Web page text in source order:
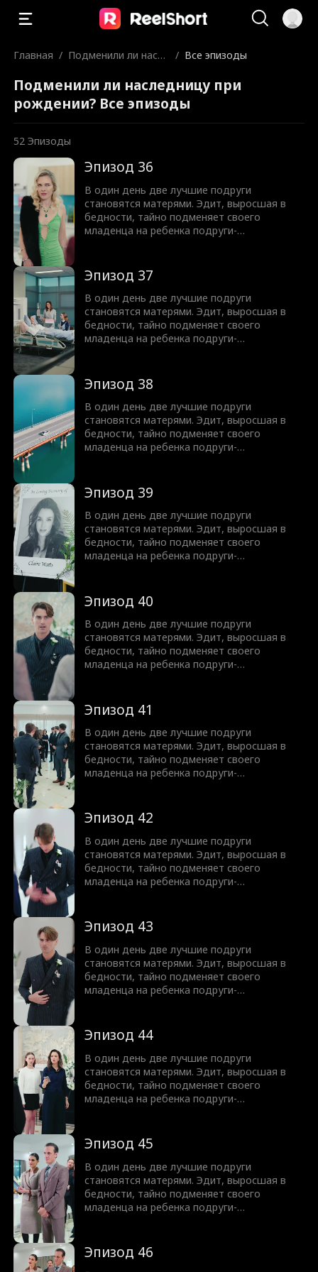
Главная / Подменили ли насле
и?
/ Все эпизоды
Подменили ли наследницу при
рождении? Все эпизоды
52 Эпизоды
Эпизод 36
В один день две лучшие подруги
становятся матерями. Эдит, выросшая в
бедности, тайно подменяет своего
младенца на ребенка подруги-
подозревает, что генеральный директор
все видит - и молча меняет детей обратно.
Спустя восемнадцать лет, когда план Эдит
почти срабатывает, она узнает
шокирующую правду: все эти годы она
плохо обращалась с собственной дочерью.
Эпизод 37
В один день две лучшие подруги
становятся матерями. Эдит, выросшая в
бедности, тайно подменяет своего
младенца на ребенка подруги-
подозревает, что генеральный директор
все видит - и молча меняет детей обратно.
Спустя восемнадцать лет, когда план Эдит
почти срабатывает, она узнает
шокирующую правду: все эти годы она
плохо обращалась с собственной дочерью.
Эпизод 38
В один день две лучшие подруги
становятся матерями. Эдит, выросшая в
бедности, тайно подменяет своего
младенца на ребенка подруги-
подозревает, что генеральный директор
все видит - и молча меняет детей обратно.
Спустя восемнадцать лет, когда план Эдит
почти срабатывает, она узнает
шокирующую правду: все эти годы она
плохо обращалась с собственной дочерью.
Эпизод 39
В один день две лучшие подруги
становятся матерями. Эдит, выросшая в
бедности, тайно подменяет своего
младенца на ребенка подруги-
подозревает, что генеральный директор
все видит - и молча меняет детей обратно.
Спустя восемнадцать лет, когда план Эдит
почти срабатывает, она узнает
шокирующую правду: все эти годы она
плохо обращалась с собственной дочерью.
Эпизод 40
В один день две лучшие подруги
становятся матерями. Эдит, выросшая в
бедности, тайно подменяет своего
младенца на ребенка подруги-
подозревает, что генеральный директор
все видит - и молча меняет детей обратно.
Спустя восемнадцать лет, когда план Эдит
почти срабатывает, она узнает
шокирующую правду: все эти годы она
плохо обращалась с собственной дочерью.
Эпизод 41
В один день две лучшие подруги
становятся матерями. Эдит, выросшая в
бедности, тайно подменяет своего
младенца на ребенка подруги-
подозревает, что генеральный директор
все видит - и молча меняет детей обратно.
Спустя восемнадцать лет, когда план Эдит
почти срабатывает, она узнает
шокирующую правду: все эти годы она
плохо обращалась с собственной дочерью.
Эпизод 42
В один день две лучшие подруги
становятся матерями. Эдит, выросшая в
бедности, тайно подменяет своего
младенца на ребенка подруги-
подозревает, что генеральный директор
все видит - и молча меняет детей обратно.
Спустя восемнадцать лет, когда план Эдит
почти срабатывает, она узнает
шокирующую правду: все эти годы она
плохо обращалась с собственной дочерью.
Эпизод 43
В один день две лучшие подруги
становятся матерями. Эдит, выросшая в
бедности, тайно подменяет своего
младенца на ребенка подруги-
подозревает, что генеральный директор
все видит - и молча меняет детей обратно.
Спустя восемнадцать лет, когда план Эдит
почти срабатывает, она узнает
шокирующую правду: все эти годы она
плохо обращалась с собственной дочерью.
Эпизод 44
В один день две лучшие подруги
становятся матерями. Эдит, выросшая в
бедности, тайно подменяет своего
младенца на ребенка подруги-
подозревает, что генеральный директор
все видит - и молча меняет детей обратно.
Спустя восемнадцать лет, когда план Эдит
почти срабатывает, она узнает
шокирующую правду: все эти годы она
плохо обращалась с собственной дочерью.
Эпизод 45
В один день две лучшие подруги
становятся матерями. Эдит, выросшая в
бедности, тайно подменяет своего
младенца на ребенка подруги-
подозревает, что генеральный директор
все видит - и молча меняет детей обратно.
Эпизод 46